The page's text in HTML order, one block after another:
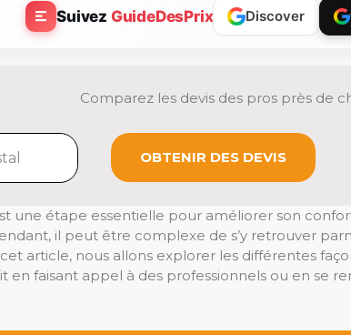
Suivez GuideDesPrix Discover
Comparez les devis des pros près de
OBTENIR DES DEVIS
une étape essentielle pour améliorer son
il peut être complexe de s’y retrouver
article, nous allons explorer les différentes
en faisant appel à des professionnels ou en se